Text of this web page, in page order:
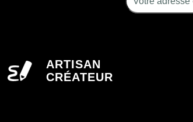
ARTISAN
CRÉATEUR